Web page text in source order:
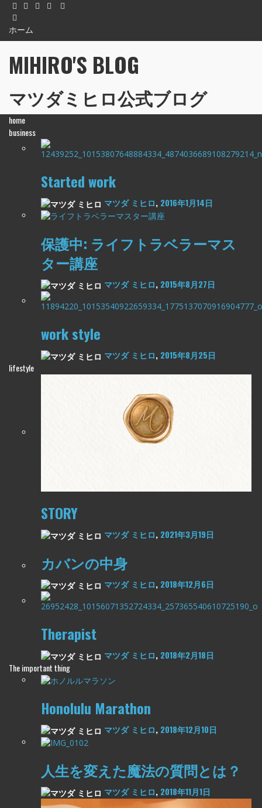
ホーム
MIHIRO'S BLOG
マツダミヒロ公式ブログ
home
business
Started work
マツダ ミヒロ, 2016年1月14日
保護中: ライフトラベラーマス
ター講座
マツダ ミヒロ, 2015年8月27日
work style
マツダ ミヒロ, 2015年8月25日
lifestyle
STORY
マツダ ミヒロ, 2021年3月19日
カバンの中身
マツダ ミヒロ, 2018年12月6日
Therapist
マツダ ミヒロ, 2018年2月18日
The important thing
Honolulu Marathon
マツダ ミヒロ, 2018年12月10日
人生を変えた魔法の質問とは？
マツダ ミヒロ, 2018年11月1日